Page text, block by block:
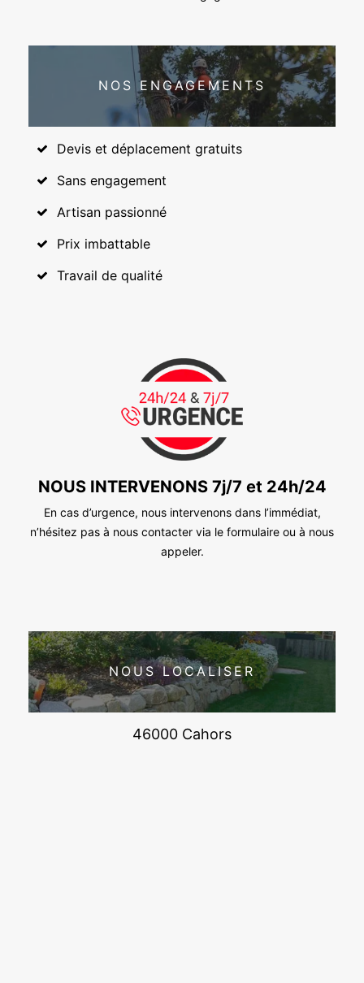
NOS ENGAGEMENTS
Devis et déplacement gratuits
Sans engagement
Artisan passionné
Prix imbattable
Travail de qualité
NOUS INTERVENONS 7j/7 et 24h/24
En cas d’urgence, nous intervenons dans l’immédiat,
n’hésitez pas à nous contacter via le formulaire ou à nous
appeler.
NOUS LOCALISER
46000 Cahors